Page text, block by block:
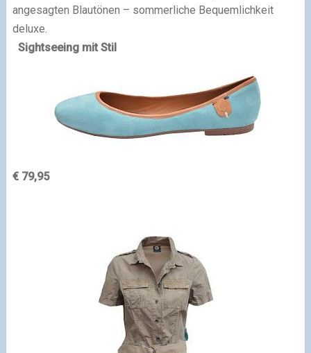
angesagten Blautönen – sommerliche Bequemlichkeit
deluxe.
Sightseeing mit Stil
€ 79,95